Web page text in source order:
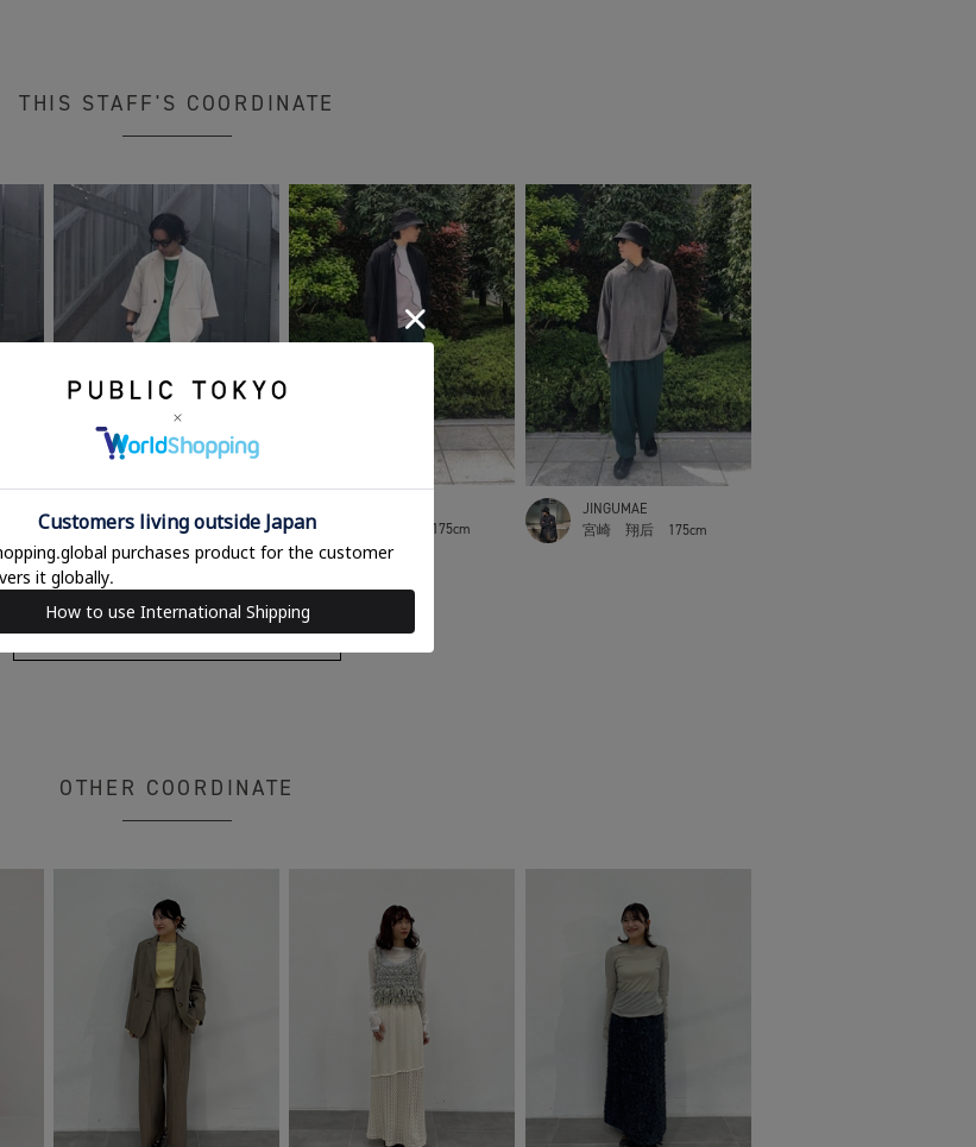
THIS STAFF'S COORDINATE
宮崎 翔后
175cm 175cm
JINGUMAE
宮崎 翔后
175cm
もっと見る
OTHER COORDINATE